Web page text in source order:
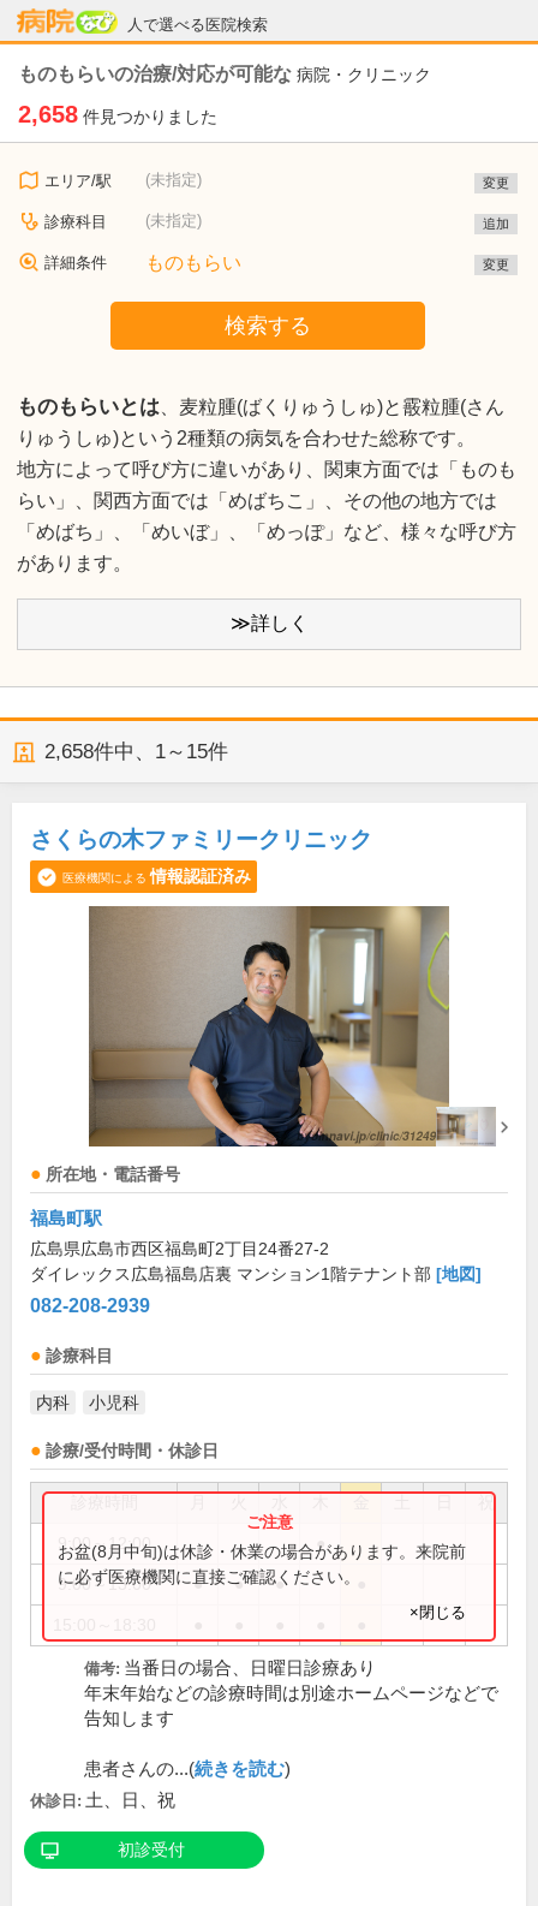
人で選べる医院検索
病院なび
ものもらいの治療/対応が可能な 病院・クリニック
2,658 件見つかりました
エリア/駅 (未指定) 変更
診療科目 (未指定) 追加
詳細条件 ものもらい 変更
検索する
ものもらいとは 、麦粒腫(ばくりゅうしゅ)と霰粒腫(さん
りゅうしゅ)という2種類の病気を合わせた総称です。
地方によって呼び方に違いがあり、関東方面では「ものも
らい」、関西方面では「めばちこ」、その他の地方では
「めばち」、「めいぼ」、「めっぽ」など、様々な呼び方
があります。
≫詳しく
2,658件中、 1～15件
さくらの木ファミリークリニック
医療機関による 情報認証済み
所在地・電話番号
福島町駅
広島県広島市西区福島町2丁目24番27-2
ダイレックス広島福島店裏 マンション1階テナント部 [地図]
082-208-2939
診療科目
内科 小児科
診療/受付時間・休診日
祝
9:00～12:00 ●
9:00～13:00 ● ● ●
お盆(8月中旬)は休診・休業の場合があります。来院前
に必ず医療機関に直接ご確認ください。
×閉じる
備考: 当番日の場合、日曜日診療あり
年末年始などの診療時間は別途ホームページなどで
告知します
患者さんの...(続きを読む)
休診日: 土、日、祝
初診受付